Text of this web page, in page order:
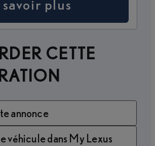
savoir plus
CETTE
annonce
véhicule dans My Lexus